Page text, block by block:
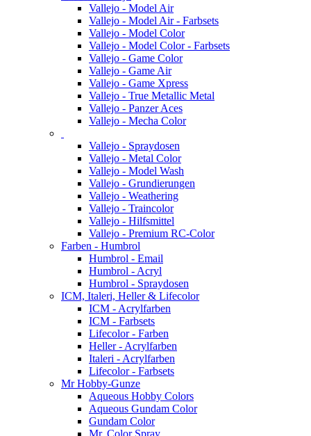
Vallejo - Model Air
Vallejo - Model Air - Farbsets
Vallejo - Model Color
Vallejo - Model Color - Farbsets
Vallejo - Game Color
Vallejo - Game Air
Vallejo - Game Xpress
Vallejo - True Metallic Metal
Vallejo - Panzer Aces
Vallejo - Mecha Color
Vallejo - Spraydosen
Vallejo - Metal Color
Vallejo - Model Wash
Vallejo - Grundierungen
Vallejo - Weathering
Vallejo - Traincolor
Vallejo - Hilfsmittel
Vallejo - Premium RC-Color
Farben - Humbrol
Humbrol - Email
Humbrol - Acryl
Humbrol - Spraydosen
ICM, Italeri, Heller & Lifecolor
ICM - Acrylfarben
ICM - Farbsets
Lifecolor - Farben
Heller - Acrylfarben
Italeri - Acrylfarben
Lifecolor - Farbsets
Mr Hobby-Gunze
Aqueous Hobby Colors
Aqueous Gundam Color
Gundam Color
Mr. Color Spray